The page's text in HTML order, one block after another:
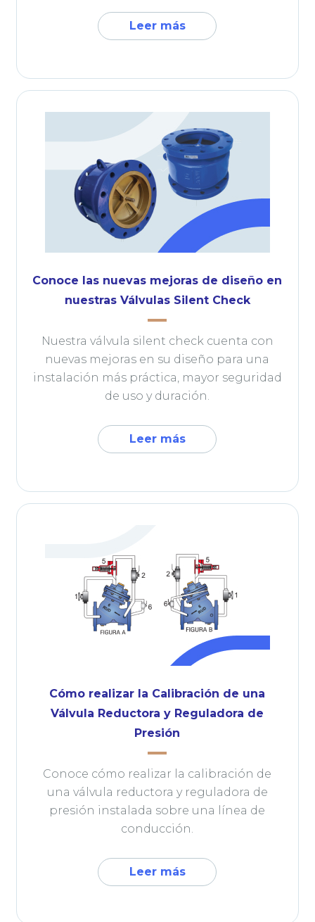
Leer más
Conoce las nuevas mejoras de diseño en
nuestras Válvulas Silent Check
Nuestra válvula silent check cuenta con
nuevas mejoras en su diseño para una
instalación más práctica, mayor seguridad
de uso y duración.
Leer más
Cómo realizar la Calibración de una
Válvula Reductora y Reguladora de
Presión
Conoce cómo realizar la calibración de
una válvula reductora y reguladora de
presión instalada sobre una línea de
conducción.
Leer más